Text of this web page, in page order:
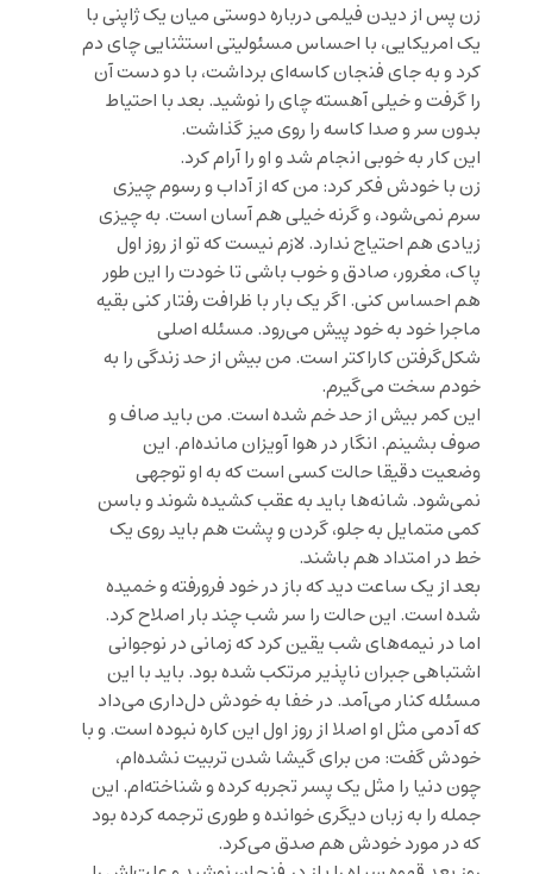
زن پس از دیدن فیلمی درباره دوستی میان یک ژاپنی با
یک امریکایی، با احساس مسئولیتی استثنایی چای دم
کرد و به جای فنجان کاسه‌ای برداشت، با دو دست آن
را گرفت و خیلی آهسته چای را نوشید. بعد با احتیاط
بدون سر و صدا کاسه را روی میز گذاشت.
این کار به خوبی انجام شد و او را آرام کرد.
زن با خودش فکر کرد: من که از آداب و رسوم چیزی
سرم نمی‌شود، و گرنه خیلی هم آسان است. به چیزی
زیادی هم احتیاج ندارد. لازم نیست که تو از روز اول
پاک، مغرور، صادق و خوب باشی تا خودت را این طور
هم احساس کنی. اگر یک بار با ظرافت رفتار کنی بقیه
ماجرا خود به خود پیش می‌رود. مسئله اصلی
شکل‌گرفتن کاراکتر است. من بیش از حد زندگی را به
خودم سخت می‌گیرم.
این کمر بیش از حد خم شده است. من باید صاف و
صوف بشینم. انگار در هوا آویزان مانده‌ام. این
وضعیت دقیقا حالت کسی است که به او توجهی
نمی‌شود. شانه‌ها باید به عقب کشیده شوند و باسن
کمی متمایل به جلو، گردن و پشت هم باید روی یک
خط در امتداد هم باشند.
بعد از یک ساعت دید که باز در خود فرورفته و خمیده
شده است. این حالت را سر شب چند بار اصلاح کرد.
اما در نیمه‌های شب یقین کرد که زمانی در نوجوانی
اشتباهی جبران ناپذیر مرتکب شده بود. باید با این
مسئله کنار می‌آمد. در خفا به خودش دل‌داری می‌داد
که آدمی مثل او اصلا از روز اول این کاره نبوده است. و با
خودش گفت: من برای گیشا شدن تربیت نشده‌ام،
چون دنیا را مثل یک پسر تجربه کرده و شناخته‌ام. این
جمله را به زبان دیگری خوانده و طوری ترجمه کرده بود
که در مورد خودش هم صدق می‌کرد.